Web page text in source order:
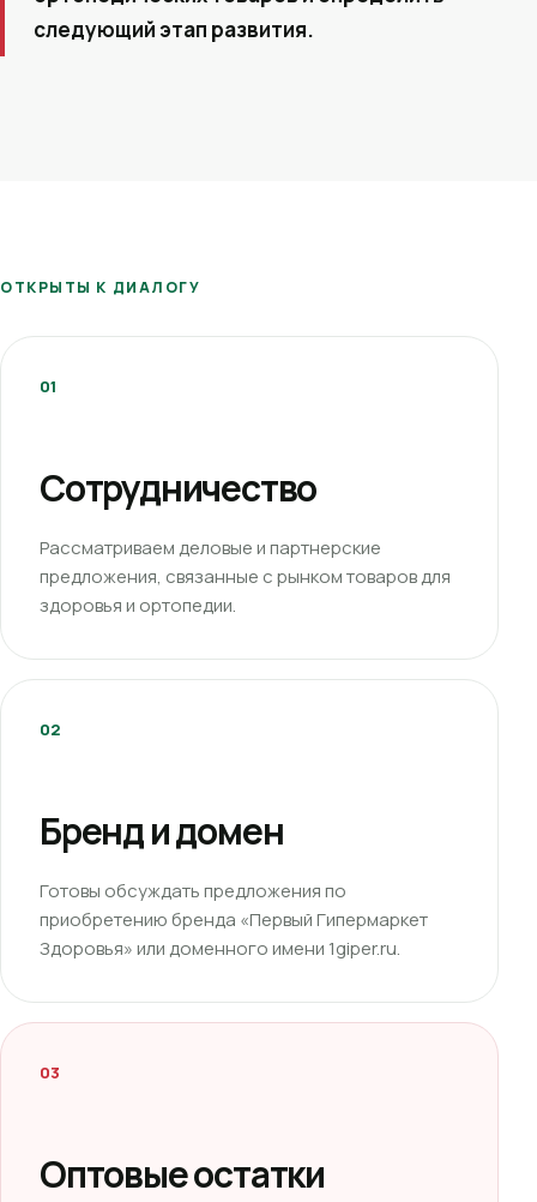
следующий этап развития.
ОТКРЫТЫ К ДИАЛОГУ
01
Сотрудничество
Рассматриваем деловые и партнерские
предложения, связанные с рынком товаров для
здоровья и ортопедии.
02
Бренд и домен
Готовы обсуждать предложения по
приобретению бренда «Первый Гипермаркет
Здоровья» или доменного имени 1giper.ru.
03
Оптовые остатки